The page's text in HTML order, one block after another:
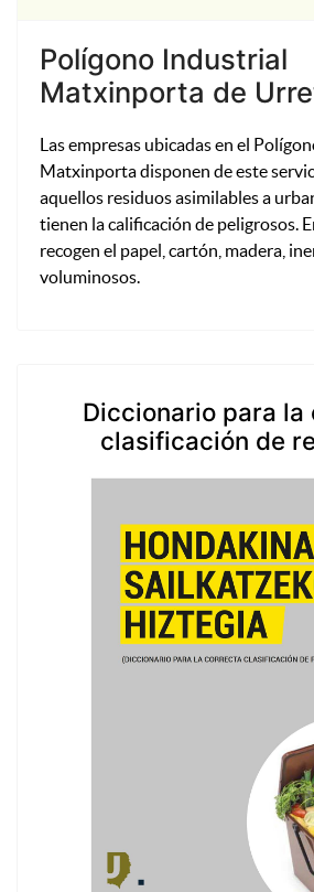
Polígono Industrial
Matxinporta de
Las empresas ubicadas en el
Matxinporta disponen de este
aquellos residuos asimilables a
tienen la calificación de peligrosos.
recogen el papel, cartón, madera,
voluminosos.
Diccionario para la
clasificación de